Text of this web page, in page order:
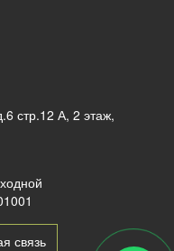
стр.12 А, 2 этаж,
связь